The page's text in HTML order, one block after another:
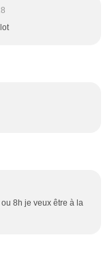
8h je veux être à la